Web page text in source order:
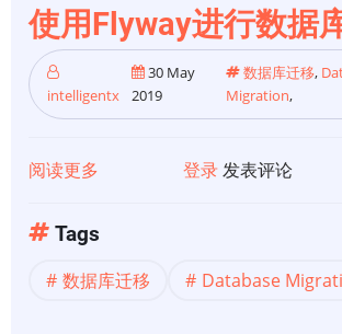
使用Flyway进行数据
intelligentx
30 May
2019
数据库迁移,
Migration,
阅读更多
库
登录发表评论
Tags
数据库迁移 Database